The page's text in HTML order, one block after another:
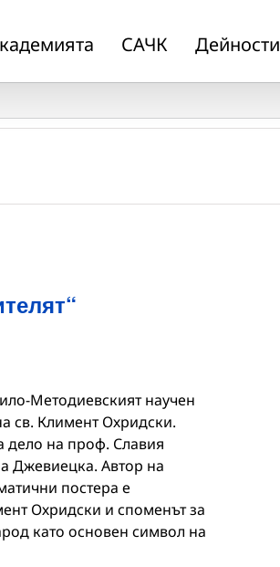
САЧК Дейности
Методиевският научен
св. Климент Охридски.
дело на проф. Славия
Джевиецка. Автор на
постера е
Охридски и споменът за
като основен символ на